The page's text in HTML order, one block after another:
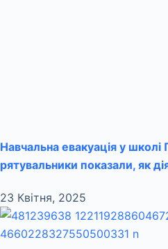
Навчальна евакуація у
рятувальники показали, як
23 Квітня, 2025